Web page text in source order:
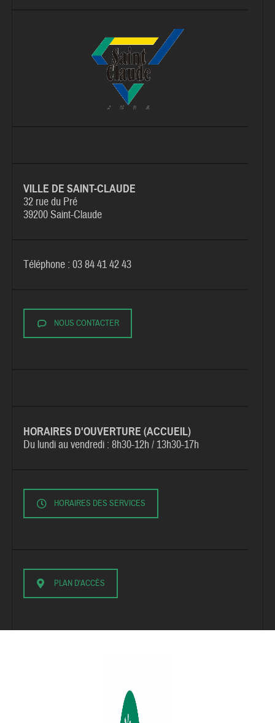
VILLE DE SAINT-CLAUDE
32 rue du Pré
39200 Saint-Claude
Téléphone : 03 84 41 42 43
NOUS CONTACTER
HORAIRES D'OUVERTURE (ACCUEIL)
Du lundi au vendredi :8h30-12h / 13h30-17h
HORAIRES DES SERVICES
PLAN D'ACCÈS